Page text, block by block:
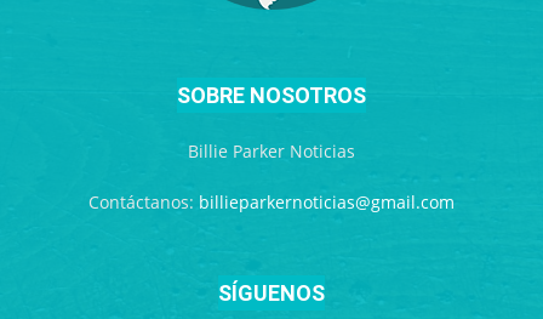
SOBRE NOSOTROS
Billie Parker Noticias
Contáctanos: billieparkernoticias@gmail.com
SÍGUENOS